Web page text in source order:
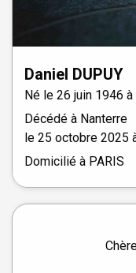
Daniel DUPUY
Né le 26 juin 1946 à
Décédé à Nanterre
le 25 octobre 2025
Domicilié à PARIS